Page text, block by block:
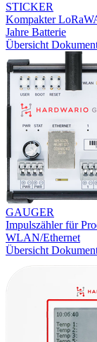
STICKER
Kompakter
Jahre Batterie
Übersicht
GAUGER
Impulszähler für
WLAN/Ethernet
Übersicht